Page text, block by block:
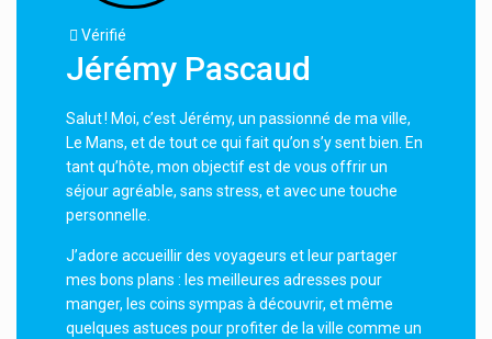
Vérifié
Jérémy Pascaud
Salut ! Moi, c’est Jérémy, un passionné de ma ville,
Le Mans, et de tout ce qui fait qu’on s’y sent bien. En
tant qu’hôte, mon objectif est de vous offrir un
séjour agréable, sans stress, et avec une touche
personnelle.
J’adore accueillir des voyageurs et leur partager
mes bons plans : les meilleures adresses pour
manger, les coins sympas à découvrir, et même
quelques astuces pour profiter de la ville comme un